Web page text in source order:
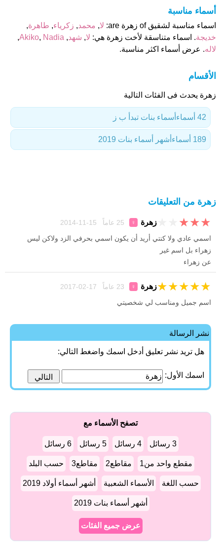
أسماء مناسبة
اسماء مناسبة لشقيق of زهرة are: لا, محمد, زكرياء, طاهرة,
خديجة. اسماء متناسقة لأخت زهرة هي: لا, شهد,
Akiko, Nadia
,
لاله. عرض أسماء اكثر مناسبة.
الأقسام
زهرة يحدث فى الفئات التالية
أسماء بنات تبدأ ب ز 42 أسماء
أشهر أسماء بنات 2019 189 أسماء
زهرة من التعليقات
زهرة ♀ ★
★
★
اسمي عادي ولا كنتي أريد أن يكون اسمي بحرفي الزد ولاكن ليس
زهراء بل اسم غير
عن زهراء
زهرة ♀ ★
★
★
★
★
اسم جميل ومناسب لي شخصيتي
نشر الرسالة
هل تريد نشر تعليق أدخل اسمك واضغط التالي:
اسمك الأول:
تصفح الأسماء مع
3 رسائل 4 رسائل 5 رسائل 6 رسائل
مقطع واحد من1 مقاطع2 مقاطع3 حسب البلد
حسب اللغة الأسماء الشعبية أشهر أسماء أولاد 2019
أشهر أسماء بنات 2019
عرض جميع الفئات